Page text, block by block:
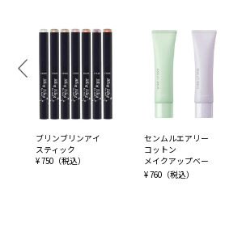
ブリンブリンアイ
スティック
¥ 750（税込）
センムルエアリー
コットン
メイクアップベー
ス
¥ 760（税込）